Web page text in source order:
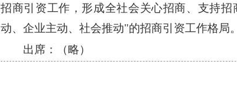
招商引资工作，形成全社会关心招商、支持
动、企业主动、社会推动"的招商引资工作格局。
出席：（略）